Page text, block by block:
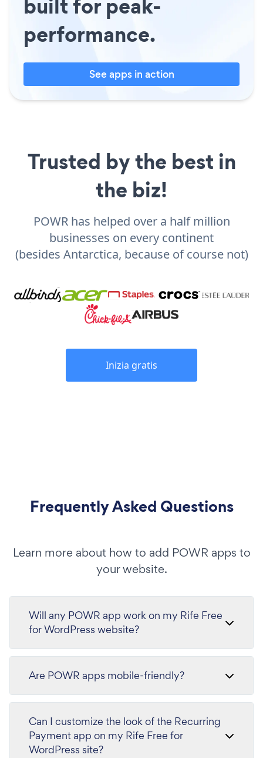
performance.
See apps in action
Trusted by the best in
the biz!
POWR has helped over a half million
businesses on every continent
(besides Antarctica, because of course not)
Inizia gratis
Frequently Asked Questions
Learn more about how to add POWR apps to
your website.
Will any POWR app work on my Rife Free
for WordPress website?
Are POWR apps mobile-friendly?
Can I customize the look of the Recurring
Payment app on my Rife Free for
WordPress site?